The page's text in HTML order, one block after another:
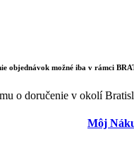
objednávok možné iba v rámci
o doručenie v okolí
Môj